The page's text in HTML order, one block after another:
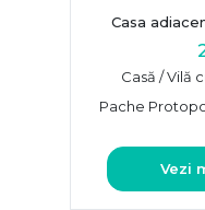
Casa
Casă / Vilă
Pache
Vezi